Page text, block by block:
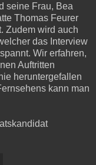
seine Frau, Bea
Thomas Feurer
Zudem wird auch
das Interview
Wir erfahren,
Auftritten
heruntergefallen
kann man